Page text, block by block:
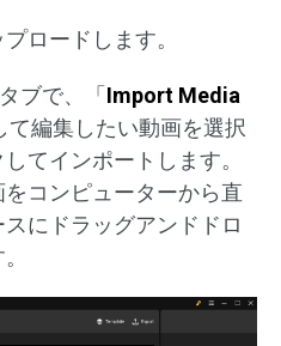
ロードします。
ブで、「 Import Media
て編集したい動画を選択
てインポートします。
コンピューターから直
にドラッグアンドドロ